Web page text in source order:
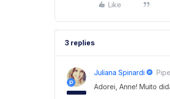
Like
3 replies
Juliana Spinardi
Adorei, Anne! Muito